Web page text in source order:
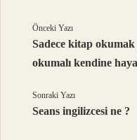
Önceki Yazı
Sadece kitap
okumalı kendine
Sonraki Yazı
Seans ingilizcesi ne ?